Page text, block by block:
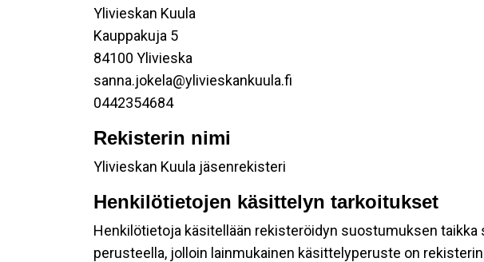
Ylivieskan Kuula
Kauppakuja 5
84100 Ylivieska
sanna.jokela@ylivieskankuula.fi
0442354684
Rekisterin nimi
Ylivieskan Kuula jäsenrekisteri
Henkilötietojen käsittelyn tarkoitukset
Henkilötietoja käsitellään rekisteröidyn suostumuksen
perusteella, jolloin lainmukainen käsittelyperuste on